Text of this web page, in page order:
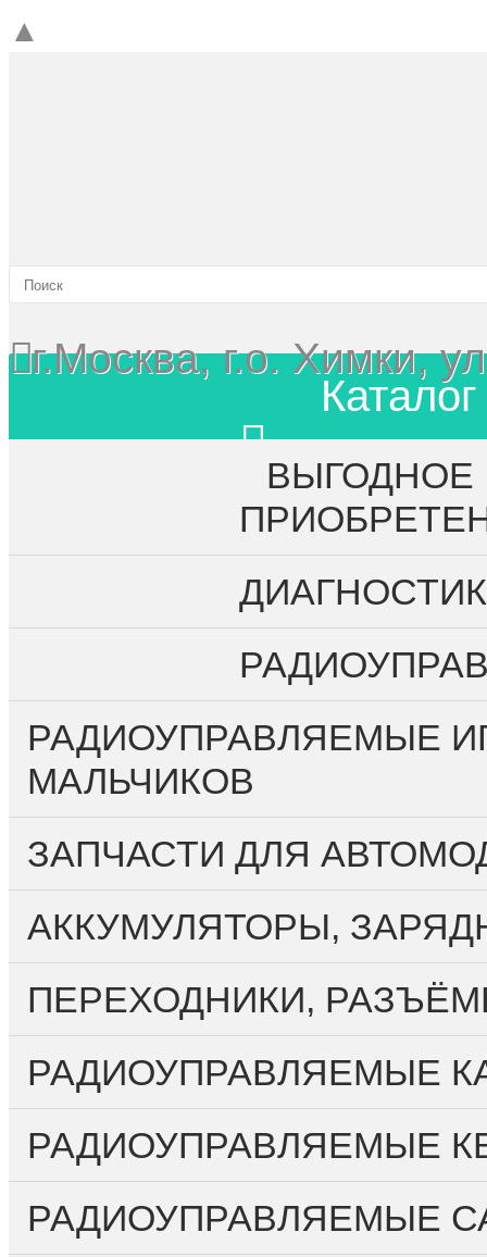
▲
г.Москва, г.о. Химки,
Регистрация
Каталог
ВЫГОДНОЕ
РАДИОУПРАВЛЯЕМЫЕ
МАЛЬЧИКОВ
ЗАПЧАСТИ ДЛЯ
АККУМУЛЯТОРЫ,
ПЕРЕХОДНИКИ,
РАДИОУПРАВЛЯЕМЫЕ
РАДИОУПРАВЛЯЕМЫЕ
РАДИОУПРАВЛЯЕМЫЕ